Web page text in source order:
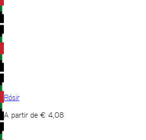
Rósir
A partir de € 4,08